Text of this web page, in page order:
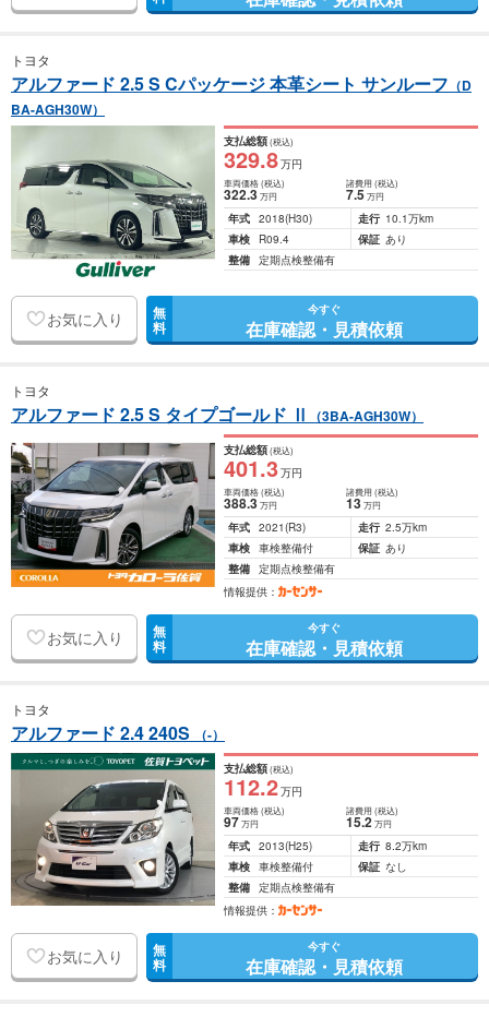
トヨタ
アルファード 2.5 S Cパッケージ 本革シート サンルーフ （D
BA-AGH30W）
支払総額(税込)
329.8万円
車両価格(税込)
322.3万円
諸費用 (税込)
7.5 万円
年式 2018(H30) 走行 10.1万km
車検
R09.4 保証 あり
整備 定期点検整備有
お気に入り 無
料
今すぐ
在庫確認・見積依頼
トヨタ
アルファード 2.5 S タイプゴールド Ⅱ （3BA-AGH30W）
支払総額(税込)
401.3万円
車両価格(税込)
388.3万円
諸費用 (税込)
13 万円
年式 2021(R3) 走行 2.5万km
車検 車検整備付 保証 あり
整備 定期点検整備有
情報提供：
お気に入り 無
料
今すぐ
在庫確認・見積依頼
トヨタ
アルファード 2.4 240S （-）
支払総額(税込)
112.2万円
車両価格(税込)
97万円
諸費用 (税込)
15.2 万円
年式 2013(H25) 走行 8.2万km
車検 車検整備付 保証 なし
整備 定期点検整備有
情報提供：
お気に入り 無
料
今すぐ
在庫確認・見積依頼